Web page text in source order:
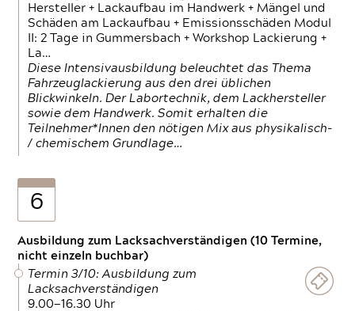
Hersteller + Lackaufbau im Handwerk + Mängel und
Schäden am Lackaufbau + Emissionsschäden Modul
II: 2 Tage in Gummersbach + Workshop Lackierung +
La…
Diese Intensivausbildung beleuchtet das Thema
Fahrzeuglackierung aus den drei üblichen
Blickwinkeln. Der Labortechnik, dem Lackhersteller
sowie dem Handwerk. Somit erhalten die
Teilnehmer*Innen den nötigen Mix aus physikalisch-
/ chemischem Grundlage…
6
Ausbildung zum Lacksachverständigen (10 Termine,
nicht einzeln buchbar)
Termin 3/10: Ausbildung zum
Lacksachverständigen
9.00—16.30 Uhr